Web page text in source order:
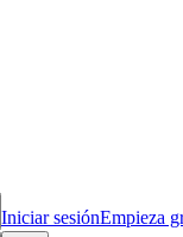
Iniciar sesiónEmpieza